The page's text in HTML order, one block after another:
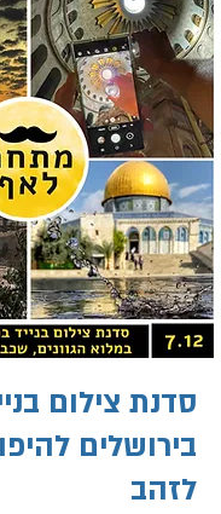
סדנת צילום
בירושלים
לזהב